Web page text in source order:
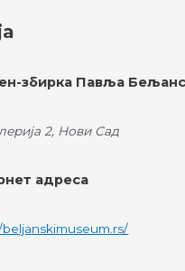
збирка Павља
2, Нови Сад
адреса